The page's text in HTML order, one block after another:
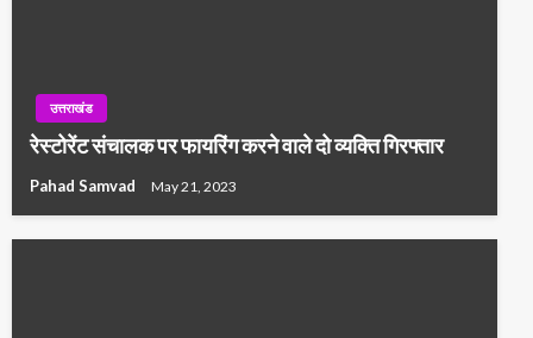
उत्तराखंड
रेस्टोरेंट संचालक पर फायरिंग करने वाले दो व्यक्ति गिरफ्तार
Pahad Samvad May 21, 2023